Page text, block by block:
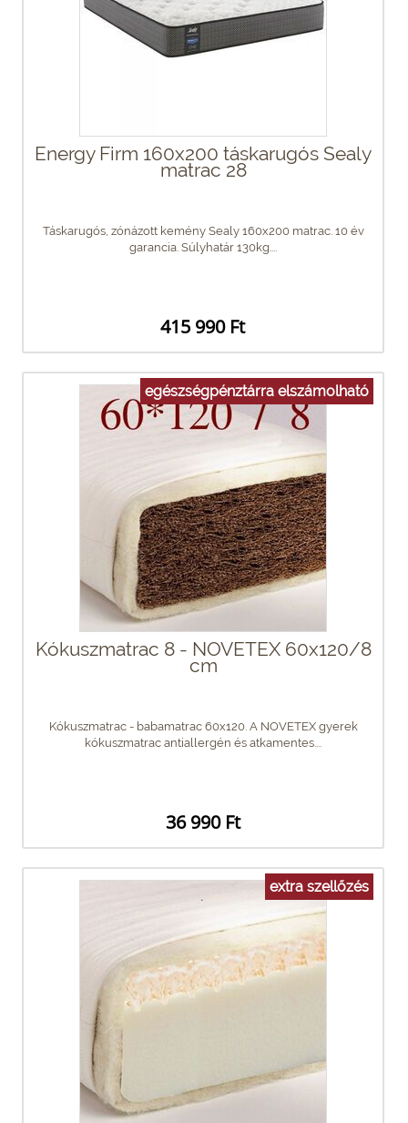
Energy Firm 160x200 táskarugós Sealy
matrac 28
Táskarugós, zónázott kemény Sealy 160x200 matrac. 10 év
garancia. Súlyhatár 130kg....
415 990 Ft
egészségpénztárra elszámolható
Kókuszmatrac 8 - NOVETEX 60x120/8
cm
Kókuszmatrac - babamatrac 60x120. A NOVETEX gyerek
kókuszmatrac antiallergén és atkamentes....
36 990 Ft
extra szellőzés